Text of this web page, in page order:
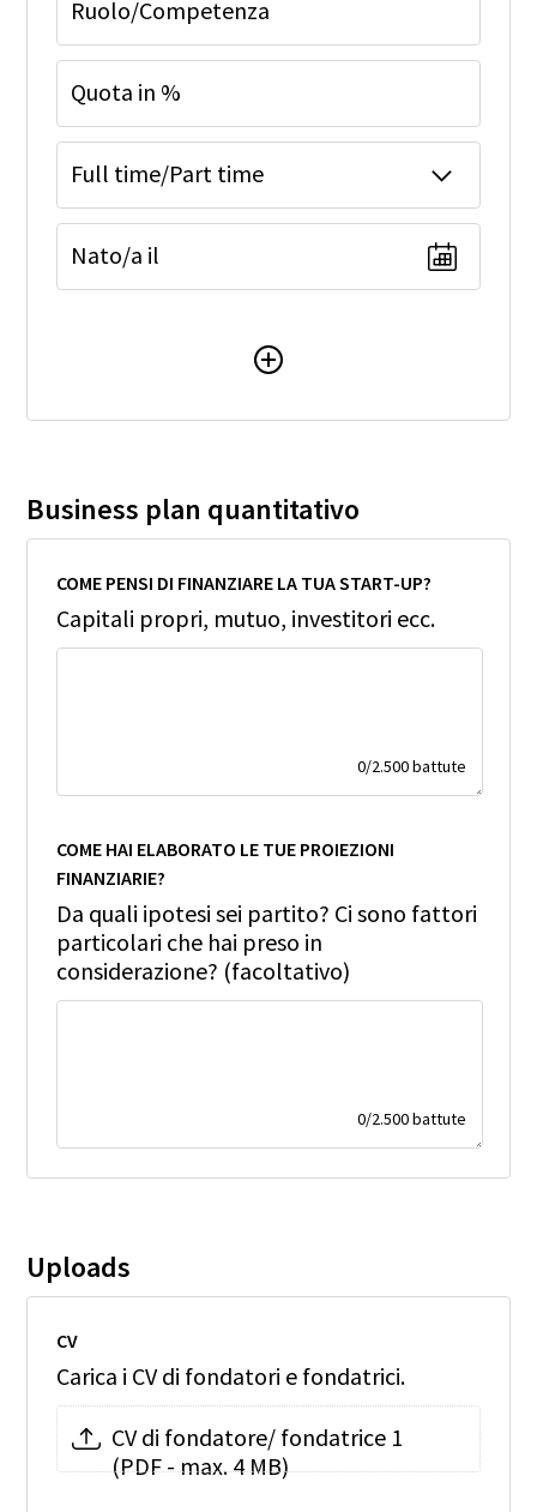
Ruolo/Competenza
Quota in %
Full time/Part time
Nato/a il
Business plan quantitativo
COME PENSI DI FINANZIARE LA TUA START-UP?
Capitali propri, mutuo, investitori ecc.
0/2.500battute
COME HAI ELABORATO LE TUE PROIEZIONI
FINANZIARIE?
Da quali ipotesi sei partito? Ci sono fattori
particolari che hai preso in
considerazione? (facoltativo)
0/2.500battute
Uploads
CV
Carica i CV di fondatori e fondatrici.
CV di fondatore/ fondatrice 1
(PDF - max. 4 MB)